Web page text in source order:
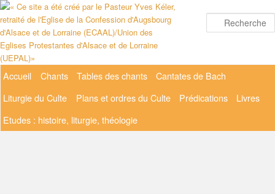
Aller
au
contenu
principal
Menu
Accueil Chants Tables des chants
Cantates de Bach
Liturgie du Culte
Plans et ordres du Culte Prédications
Livres
Etudes : histoire, liturgie, théologie